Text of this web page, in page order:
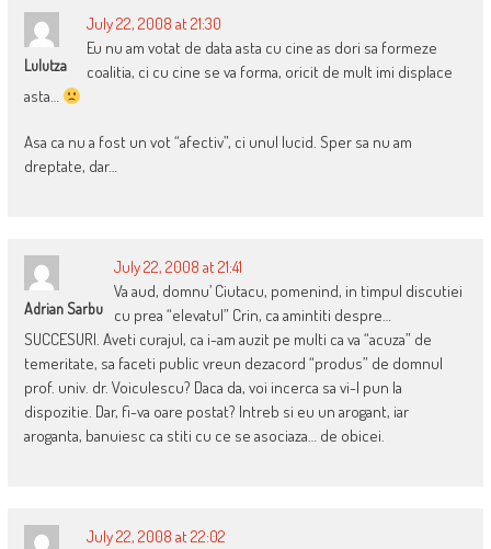
Lulutza
July 22, 2008 at 21:30
Eu nu am votat de data asta cu cine as dori sa formeze
coalitia, ci cu cine se va forma, oricit de mult imi displace
asta…
Asa ca nu a fost un vot “afectiv”, ci unul lucid. Sper sa nu am
dreptate, dar…
Adrian Sarbu
July 22, 2008 at 21:41
Va aud, domnu’ Ciutacu, pomenind, in timpul discutiei
cu prea “elevatul” Crin, ca amintiti despre…
SUCCESURI. Aveti curajul, ca i-am auzit pe multi ca va “acuza” de
temeritate, sa faceti public vreun dezacord “produs” de domnul
prof. univ. dr. Voiculescu? Daca da, voi incerca sa vi-l pun la
dispozitie. Dar, fi-va oare postat? Intreb si eu un arogant, iar
aroganta, banuiesc ca stiti cu ce se asociaza… de obicei.
July 22, 2008 at 22:02